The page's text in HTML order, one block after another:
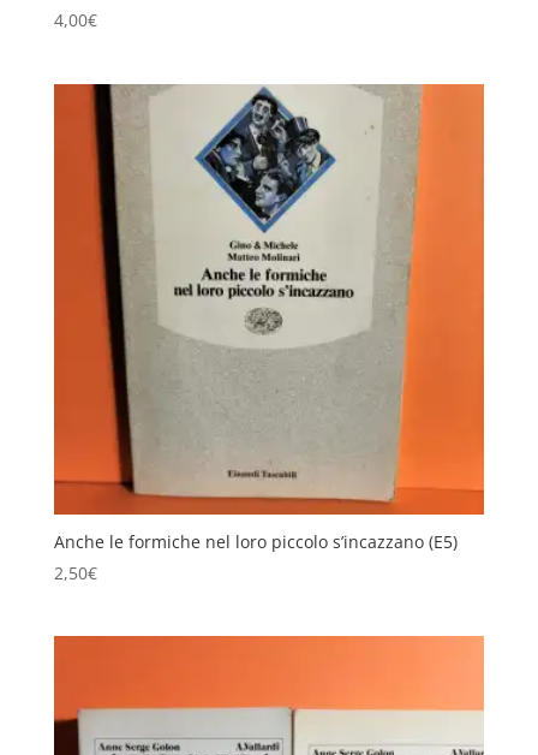
4,00€
Anche le formiche nel loro piccolo s’incazzano (E5)
2,50€